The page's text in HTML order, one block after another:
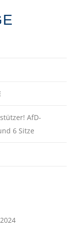
AfD-
6 Sitze